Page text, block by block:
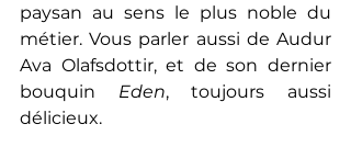
paysan au sens le plus noble du
métier. Vous parler aussi de Audur
Ava Olafsdottir, et de son dernier
bouquin Eden, toujours aussi
délicieux.